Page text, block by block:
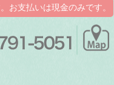
お支払いは現金のみです。